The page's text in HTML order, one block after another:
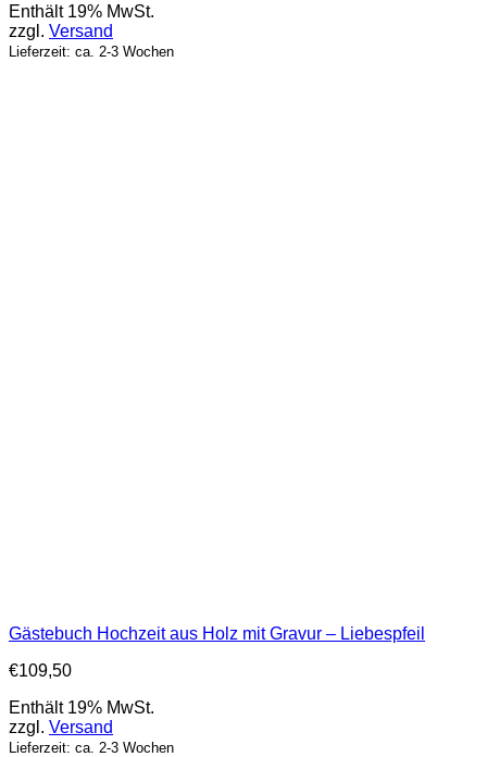
Enthält 19% MwSt.
zzgl. Versand
Lieferzeit: ca. 2-3 Wochen
Gästebuch Hochzeit aus Holz mit Gravur – Liebespfeil
€109,50
Enthält 19% MwSt.
zzgl. Versand
Lieferzeit: ca. 2-3 Wochen